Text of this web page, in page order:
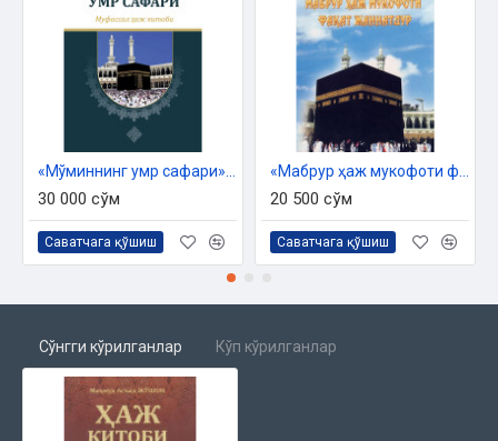
30 000 сўм
Саватчага қўшиш
20 500 сўм
Саватчага қўшиш
Сўнгги кўрилганлар Кўп кўрилганлар